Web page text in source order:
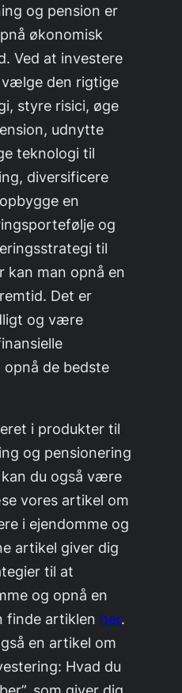
og pension er
økonomisk
Ved at investere
den rigtige
styre risici, øge
udnytte
teknologi til
diversificere
en
og
til
kan man opnå en
Det er
og være
de bedste
i produkter til
og pensionering
du også være
vores artikel om
i ejendomme og
artikel giver dig
til at
og opnå en
finde artiklen her.
en artikel om
Hvad du